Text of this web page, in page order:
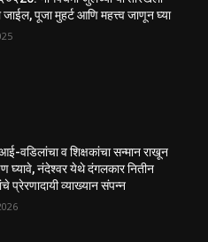
पूजा मुहर्ट आणि महत्त्व जाणून घ्या
आई-वडिलांचा व शिक्षकांचा सन्मान राखून
घ्यावे, नंदेश्वर येथे दंगलकार नितीन
प्रेरणादायी व्याख्यान संपन्न